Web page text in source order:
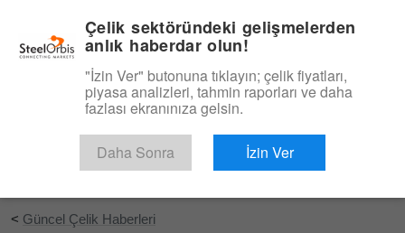
Ücretsiz Deneyin
< Güncel Çelik Haberleri
Çelik sektöründeki gelişmelerden
anlık haberdar olun!
"İzin Ver" butonuna tıklayın; çelik fiyatları,
piyasa analizleri, tahmin raporları ve daha
fazlası ekranınıza gelsin.
Daha Sonra İzin Ver